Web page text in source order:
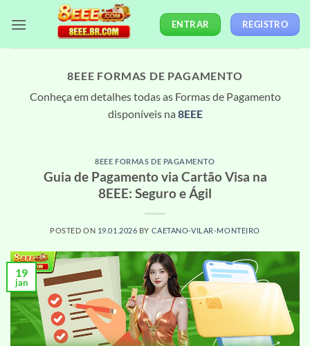
ENTRAR REGISTRO
8EEE FORMAS DE PAGAMENTO
Conheça em detalhes todas as Formas de Pagamento
disponíveis na 8EEE
8EEE FORMAS DE PAGAMENTO
Guia de Pagamento via Cartão Visa na
8EEE: Seguro e Ágil
POSTED ON 19.01.2026 BY CAETANO-VILAR-MONTEIRO
19
jan